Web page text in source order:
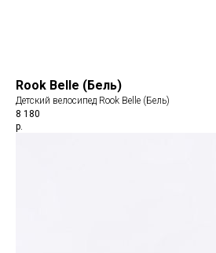
Rook Belle (Бель)
Детский велосипед Rook Belle (Бель)
8 180
р.